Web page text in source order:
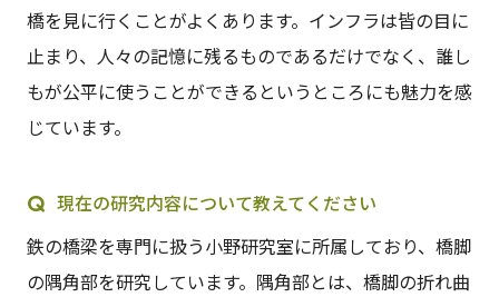
橋を見に行くことがよくあります。インフラは皆の目に
止まり、人々の記憶に残るものであるだけでなく、誰し
もが公平に使うことができるというところにも魅力を感
じています。
現在の研究内容について教えてください
鉄の橋梁を専門に扱う小野研究室に所属しており、橋脚
の隅角部を研究しています。隅角部とは、橋脚の折れ曲